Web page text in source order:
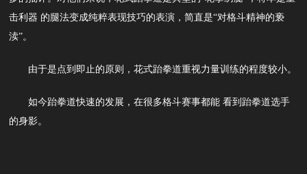
击利器 的腿法变成纯粹表现技巧的表演，简直是“对格斗精神的亵
渎”。
由于是点到即止的原则，花式跆拳道重视力量训练的程度较小。
如今跆拳道快速的发展，在很多格斗赛事都能 看到跆拳道选手
的身影。